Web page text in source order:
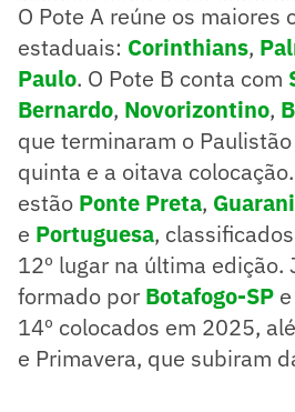
O Pote A reúne os maiores
estaduais: Corinthians,
Paulo. O Pote B conta com
Bernardo, Novorizontino,
que terminaram o
quinta e a oitava
estão Ponte Preta, Guarani
e Portuguesa,
12º lugar na última edição.
formado por Botafogo-SP
14º colocados em 2025,
e Primavera, que subiram